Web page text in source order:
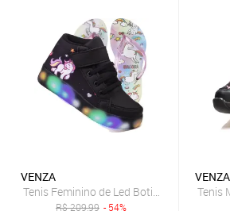
VENZA
Tenis Feminino de Led Botinha Unicornio
R$209,99 - 54%
VENZA
Tenis